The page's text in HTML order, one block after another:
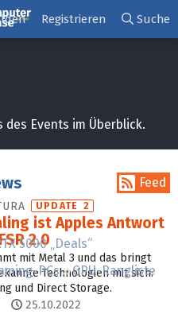
5000 „Deals“
PCs
GPU-Rangliste
Registrieren Suche
des Events im Überblick.
Feed
UPDATE 2
ist Apples Antwort
2.0
mit Metal 3 und das bringt
Technologien mit sich:
und Direct Storage.
25.10.2022